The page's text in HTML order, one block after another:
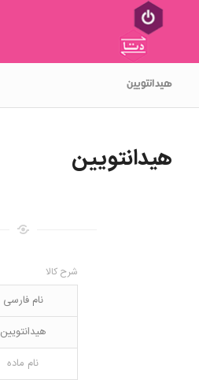
هیدانتویین
هیدانتویین
شرح کالا
نام فارسی
هیدانتویین
نام ماده